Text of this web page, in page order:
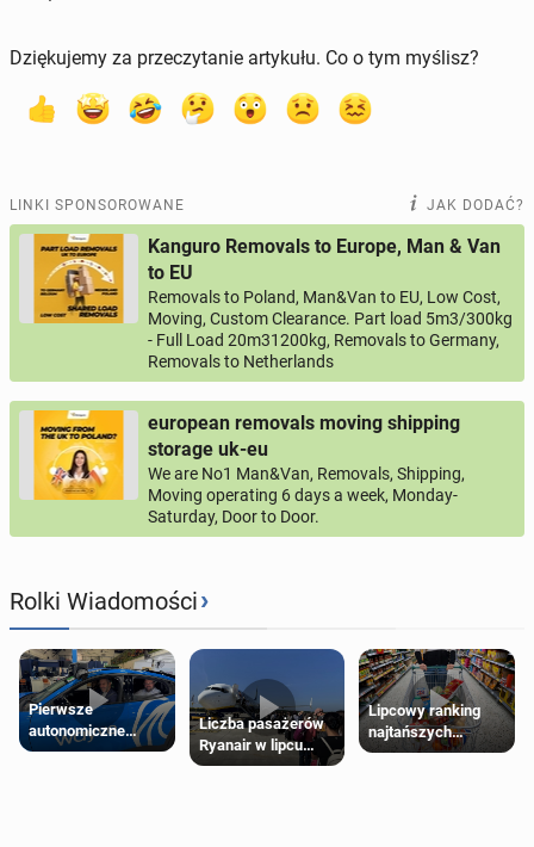
Dziękujemy za przeczytanie artykułu. Co o tym myślisz?
LINKI SPONSOROWANE JAK DODAĆ?
Kanguro Removals to Europe, Man & Van
to EU
Removals to Poland, Man&Van to EU, Low Cost,
Moving, Custom Clearance. Part load 5m3/300kg
- Full Load 20m31200kg, Removals to Germany,
Removals to Netherlands
european removals moving shipping
storage uk-eu
We are No1 Man&Van, Removals, Shipping,
Moving operating 6 days a week, Monday-
Saturday, Door to Door.
Rolki Wiadomości›
Pierwsze
autonomiczne
Ubery pojawią się
Liczba pasażerów
Ryanair w lipcu
pobiła rekord
Lipcowy ranking
najtańszych
supermarketów